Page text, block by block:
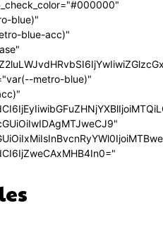
blue)"
blue-acc)"
metro-blue)"